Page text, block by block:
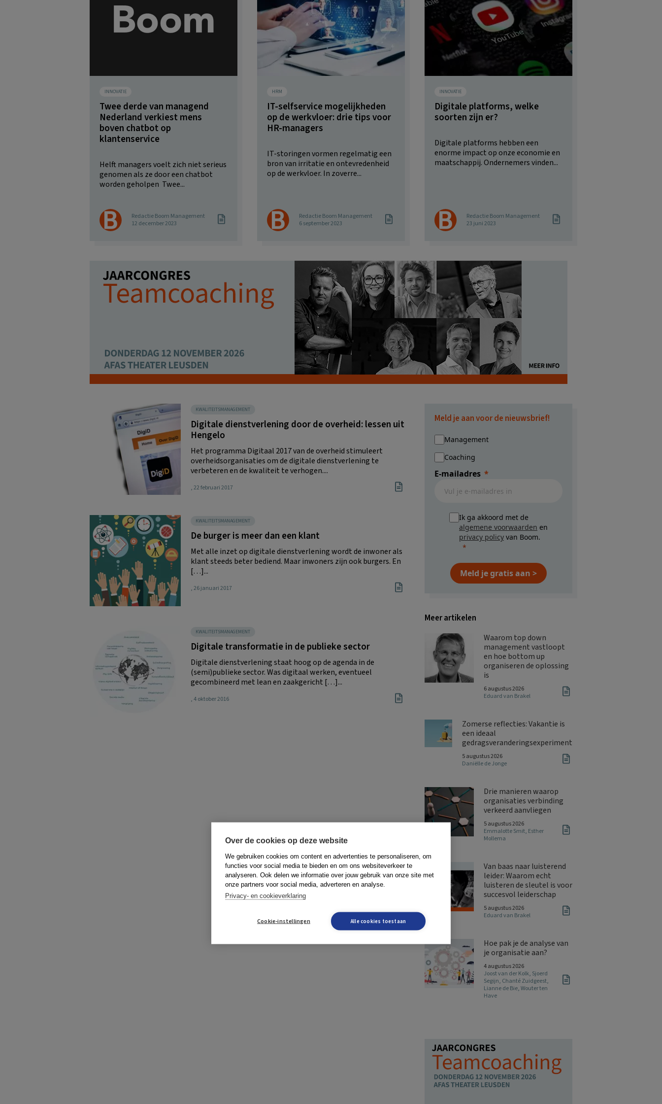
INNOVATIE
Twee derde van managend
Nederland verkiest mens
boven chatbot op
klantenservice
Helft managers voelt zich niet serieus
genomen als ze door een chatbot
worden geholpen Twee...
Redactie Boom Management
12 december 2023
HRM
IT-selfservice mogelijkheden
op de werkvloer: drie tips voor
HR-managers
IT-storingen vormen regelmatig een
bron van irritatie en ontevredenheid
op de werkvloer. In zoverre...
Redactie Boom Management
6 september 2023
INNOVATIE
Digitale platforms, welke
soorten zijn er?
Digitale platforms hebben een
enorme impact op onze economie en
maatschappij. Ondernemers vinden...
Redactie Boom Management
23 juni 2023
KWALITEITSMANAGEMENT
Digitale dienstverlening door de overheid: lessen uit
Hengelo
Het programma Digitaal 2017 van de overheid stimuleert
overheidsorganisaties om de digitale dienstverlening te
verbeteren en de kwaliteit te verhogen....
, 22 februari 2017
KWALITEITSMANAGEMENT
De burger is meer dan een klant
Met alle inzet op digitale dienstverlening wordt de inwoner als
klant steeds beter bediend. Maar inwoners zijn ook burgers. En
[…]...
, 26 januari 2017
KWALITEITSMANAGEMENT
Digitale transformatie in de publieke sector
Digitale dienstverlening staat hoog op de agenda in de
(semi)publieke sector. Was digitaal werken, eventueel
gecombineerd met lean en zaakgericht […]...
, 4 oktober 2016
Meld je aan voor de nieuwsbrief!
Management
Coaching
E-mailadres
Ik ga akkoord met de
algemene voorwaarden en
privacy policy van Boom.
Meld je gratis aan >
Meer artikelen
Waarom top down
management vastloopt
en hoe bottom up
organiseren de oplossing
is
6 augustus 2026
Eduard van Brakel
Zomerse reflecties: Vakantie is
een ideaal
gedragsveranderingsexperiment
5 augustus 2026
Daniëlle de Jonge
Drie manieren waarop
organisaties verbinding
verkeerd aanvliegen
5 augustus 2026
Emmalotte Smit, Esther
Mollema
Van baas naar luisterend
leider: Waarom echt
luisteren de sleutel is voor
succesvol leiderschap
5 augustus 2026
Eduard van Brakel
Hoe pak je de analyse van
je organisatie aan?
4 augustus 2026
Joost van der Kolk, Sjoerd
Segijn, Chanté Zuidgeest,
Lianne de Bie,Wouter ten
Have
Over de cookies op deze website
We gebruiken cookies om content en advertenties te personaliseren, om
functies voor social media te bieden en om ons websiteverkeer te
analyseren. Ook delen we informatie over jouw gebruik van onze site met
onze partners voor social media, adverteren en analyse.
Privacy- en cookieverklaring
Cookie-instellingen Alle cookies toestaan